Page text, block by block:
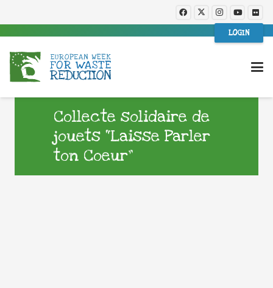
LOGIN
Collecte solidaire de
jouets “Laisse Parler
ton Coeur”